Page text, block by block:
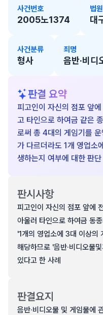
사건번호
2005노1374
법원
대
사건분류
형사
죄명
음반·비디
판결 요약
피고인이 자신의 점포 앞
고 타인으로 하여금 같은
로써 총 4대의 게임기를
가 다르더라도 1개 영업소
생하는지 여부에 대한 판단
판시사항
피고인이 자신의 점포 앞에
아울러 타인으로 하여금 동
'1개의 영업소에 3대 이상의
해당하므로 '음반·비디오물
있다고 한 사례
판결요지
음반·비디오물 및 게임물에